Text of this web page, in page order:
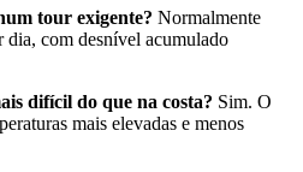
tour exigente? Normalmente
dia, com desnível acumulado
difícil do que na costa? Sim. O
mais elevadas e menos